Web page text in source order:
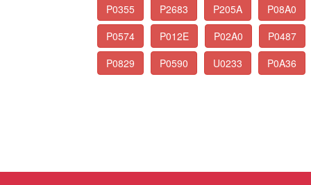
P0355
P2683 P205A
P08A0
P0574
P012E P02A0
P0487
P0829
P0590 U0233 P0A36